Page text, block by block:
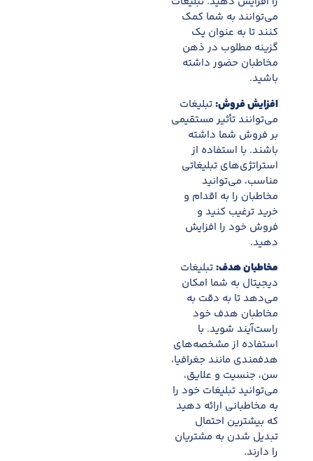
می‌توانند به شما کمک
کنند تا به عنوان یک
گزینه مطلوب در ذهن
مخاطبان حضور داشته
باشید.
افزایش فروش:تبلیغات
می‌توانند تأثیر مستقیمی
بر فروش شما داشته
باشند. با استفاده از
استراتژی‌های تبلیغاتی
مناسب، می‌توانید
مخاطبان را به اقدام و
خرید ترغیب کنید و
فروش خود را افزایش
دهید.
مخاطبان هدف:تبلیغات
دیجیتال به شما امکان
می‌دهد تا به دقت به
مخاطبان هدف خود
راست‌آیند شوید. با
استفاده از مشخصه‌های
هدفمندی مانند جغرافیا،
سن، جنسیت و علایق،
می‌توانید تبلیغات خود را
به مخاطبانی ارائه دهید
که بیشترین احتمال
تبدیل شدن به مشتریان
را دارند.